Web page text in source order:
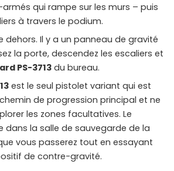
qui rampe sur les murs – puis
à travers le podium.
dehors. Il y a un panneau de gravité
la porte, descendez les escaliers et
PS-3713du bureau.
est le seul pistolet variant qui est
de progression principal et ne
les zones facultatives. Le
dans la salle de sauvegarde de la
vous passerez tout en essayant
de contre-gravité.